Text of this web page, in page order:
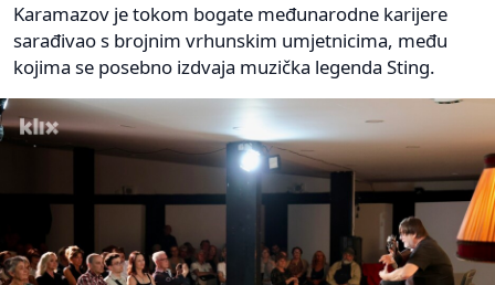
Karamazov je tokom bogate međunarodne karijere
sarađivao s brojnim vrhunskim umjetnicima, među
kojima se posebno izdvaja muzička legenda Sting.